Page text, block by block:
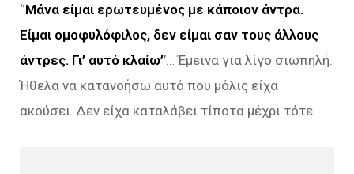
‘‘Μάνα είμαι ερωτευμένος με κάποιον άντρα.
Είμαι ομοφυλόφιλος, δεν είμαι σαν τους άλλους
άντρες. Γι’ αυτό κλαίω’’… Έμεινα για λίγο σιωπηλή.
Ήθελα να κατανοήσω αυτό που μόλις είχα
ακούσει. Δεν είχα καταλάβει τίποτα μέχρι τότε.